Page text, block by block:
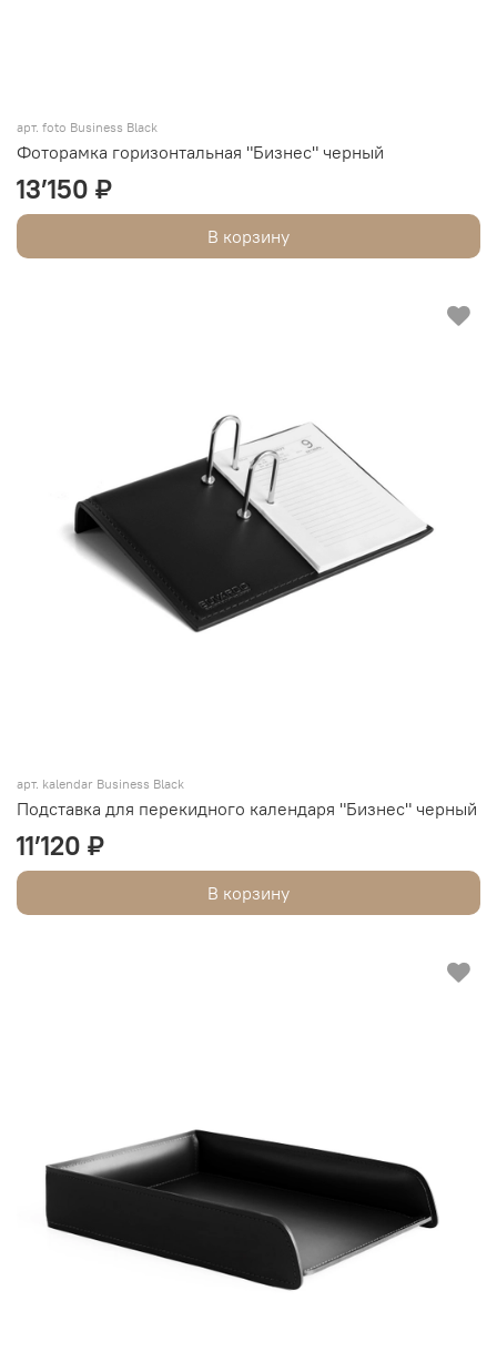
арт. foto Business Black
Фоторамка горизонтальная "Бизнес" черный
13’150 ₽
В корзину
арт. kalendar Business Black
Подставка для перекидного календаря "Бизнес" черный
11’120 ₽
В корзину